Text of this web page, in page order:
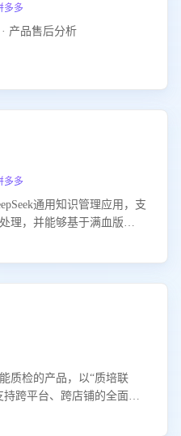
多
产品售后分析
多
通用知识管理应用，支
理，并能够基于满血版
用知识资源。通过该产品，
质检的产品，以“质培联
跨平台、跨店铺的全面、